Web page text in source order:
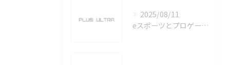
2025/08/11
eスポーツとプロゲーマーを六番町駅で目指すための実践ガイド